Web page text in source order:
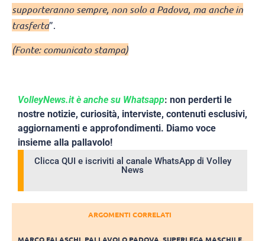
supporteranno sempre, non solo a Padova, ma anche in
trasferta”.
(Fonte: comunicato stampa)
VolleyNews.it è anche su Whatsapp: non perderti le
nostre notizie, curiosità, interviste, contenuti esclusivi,
aggiornamenti e approfondimenti. Diamo voce
insieme alla pallavolo!
Clicca QUI e iscriviti al canale WhatsApp di Volley
News
ARGOMENTI CORRELATI